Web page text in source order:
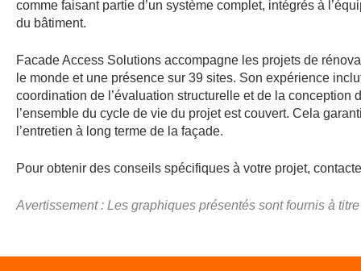
comme faisant partie d’un système complet, intégrés à
du bâtiment.
Facade Access Solutions accompagne les projets de
le monde et une présence sur 39 sites. Son expérience
coordination de l’évaluation structurelle et de la
l’ensemble du cycle de vie du projet est couvert. Cela
l’entretien à long terme de la façade.
Pour obtenir des conseils spécifiques à votre projet,
Avertissement : Les graphiques présentés sont fournis à